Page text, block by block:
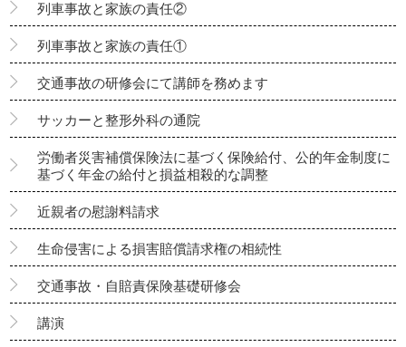
列車事故と家族の責任②
列車事故と家族の責任①
交通事故の研修会にて講師を務めます
サッカーと整形外科の通院
労働者災害補償保険法に基づく保険給付、公的年金制度に
基づく年金の給付と損益相殺的な調整
近親者の慰謝料請求
生命侵害による損害賠償請求権の相続性
交通事故・自賠責保険基礎研修会
講演